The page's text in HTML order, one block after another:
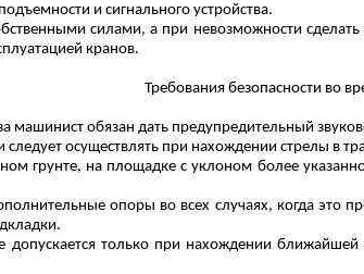
и сигнального устройства.
силами, а при невозможности
кранов.
Требования безопасности во
обязан дать предупредительный
осуществлять при нахождении стрелы в
грунте, на площадке с уклоном более
опоры во всех случаях, когда
допускается только при нахождении